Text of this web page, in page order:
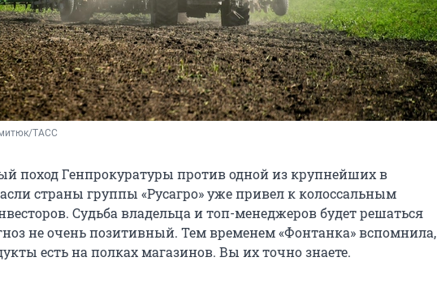
ТАСС
поход Генпрокуратуры против одной из крупнейших в
страны группы «Русагро» уже привел к колоссальным
Судьба владельца и топ-менеджеров будет решаться
не очень позитивный. Тем временем «Фонтанка» вспомнила,
есть на полках магазинов. Вы их точно знаете.